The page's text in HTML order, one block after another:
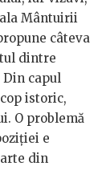
Mântuirii
câteva
dintre
capul
istoric,
O problemă
e
din